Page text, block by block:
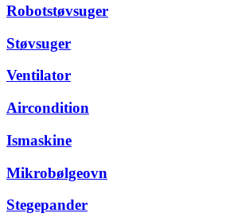
Robotstøvsuger
Støvsuger
Ventilator
Aircondition
Ismaskine
Mikrobølgeovn
Stegepander